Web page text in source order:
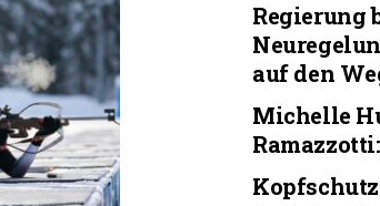
Regierung
auf den
Michelle